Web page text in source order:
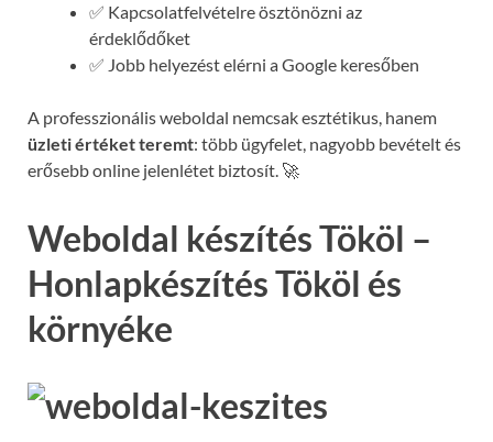
✅ Kapcsolatfelvételre ösztönözni az
érdeklődőket
✅ Jobb helyezést elérni a Google keresőben
A professzionális weboldal nemcsak esztétikus, hanem
üzleti értéket teremt: több ügyfelet, nagyobb bevételt és
erősebb online jelenlétet biztosít. 🚀
Weboldal készítés Tököl –
Honlapkészítés Tököl és
környéke